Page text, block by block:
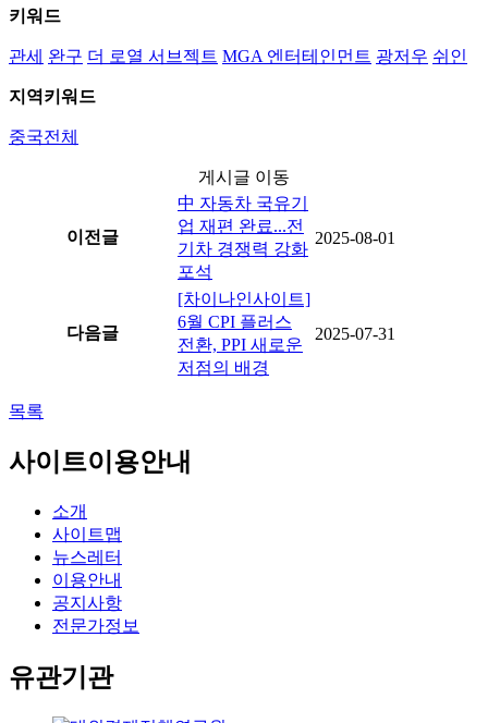
키워드
관세 완구 더 로열 서브젝트 MGA 엔터테인먼트 광저우 쉬인
지역키워드
중국전체
게시글 이동
이전글
中 자동차 국유기
업 재편 완료...전
기차 경쟁력 강화
포석
2025-08-01
다음글
[차이나인사이트]
6월 CPI 플러스
전환, PPI 새로운
저점의 배경
2025-07-31
목록
사이트이용안내
소개
사이트맵
뉴스레터
이용안내
공지사항
전문가정보
유관기관